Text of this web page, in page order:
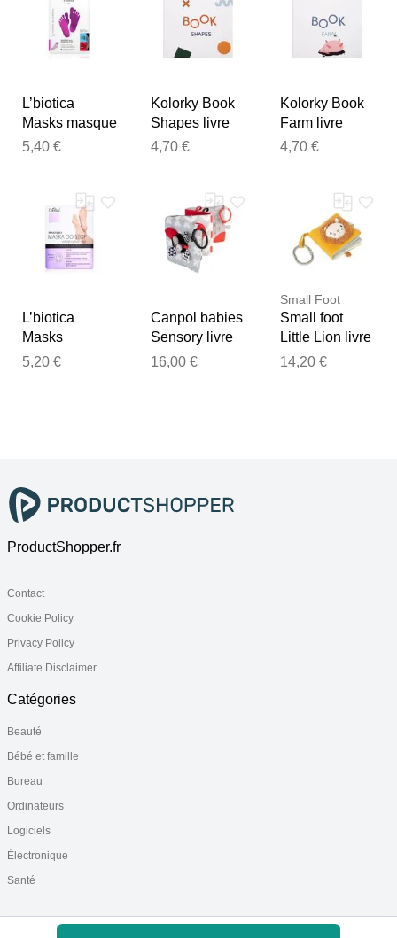
L’biotica
Masks masque
régénérant
5,40 €
Kolorky Book
Shapes livre
tournant pour
4,70 €
Kolorky Book
Farm livre
tournant pour
4,70 €
L’biotica
Masks
chaussettes
5,20 €
Canpol babies
Sensory livre
d’éveil
16,00 €
Small Foot
Small foot
Little Lion livre
d’éveil
14,20 €
ProductShopper.fr
Contact
Cookie Policy
Privacy Policy
Affiliate Disclaimer
Catégories
Beauté
Bébé et famille
Bureau
Ordinateurs
Logiciels
Électronique
Santé